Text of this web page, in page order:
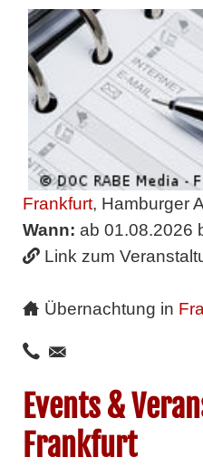
Frankfurt, Hamburger
Wann: ab 01.08.2026
Link zum
Übernachtung in
Events &
Frankfurt